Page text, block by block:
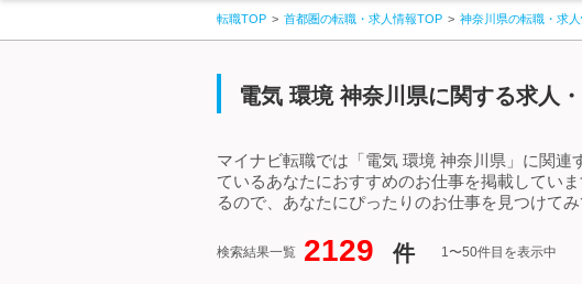
転職TOP 首都圏の転職・求人情報TOP 神奈川県の転職・求
電気 環境 神奈川県に関する求人
マイナビ転職では「電気 環境 神奈川県」に関
ているあなたにおすすめのお仕事を掲載してい
るので、あなたにぴったりのお仕事を見つけて
検索結果一覧 2129 件 1〜50件目を表示中